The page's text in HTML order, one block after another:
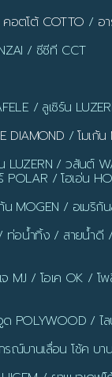
คอตโต้ COTTO / อ
/ ซีซีที CCT
/ ลูเซิร์น
DIAMOND /โมเก้น
LUZERN / วสันต์
POLAR / โฮเอ่น
MOGEN / อเมริกั
ท่อน้ำทิ้ง / สายน้ำดี
จ MJ / โอเค OK /
POLYWOOD / ไล
านเลื่อน โช้ค บา